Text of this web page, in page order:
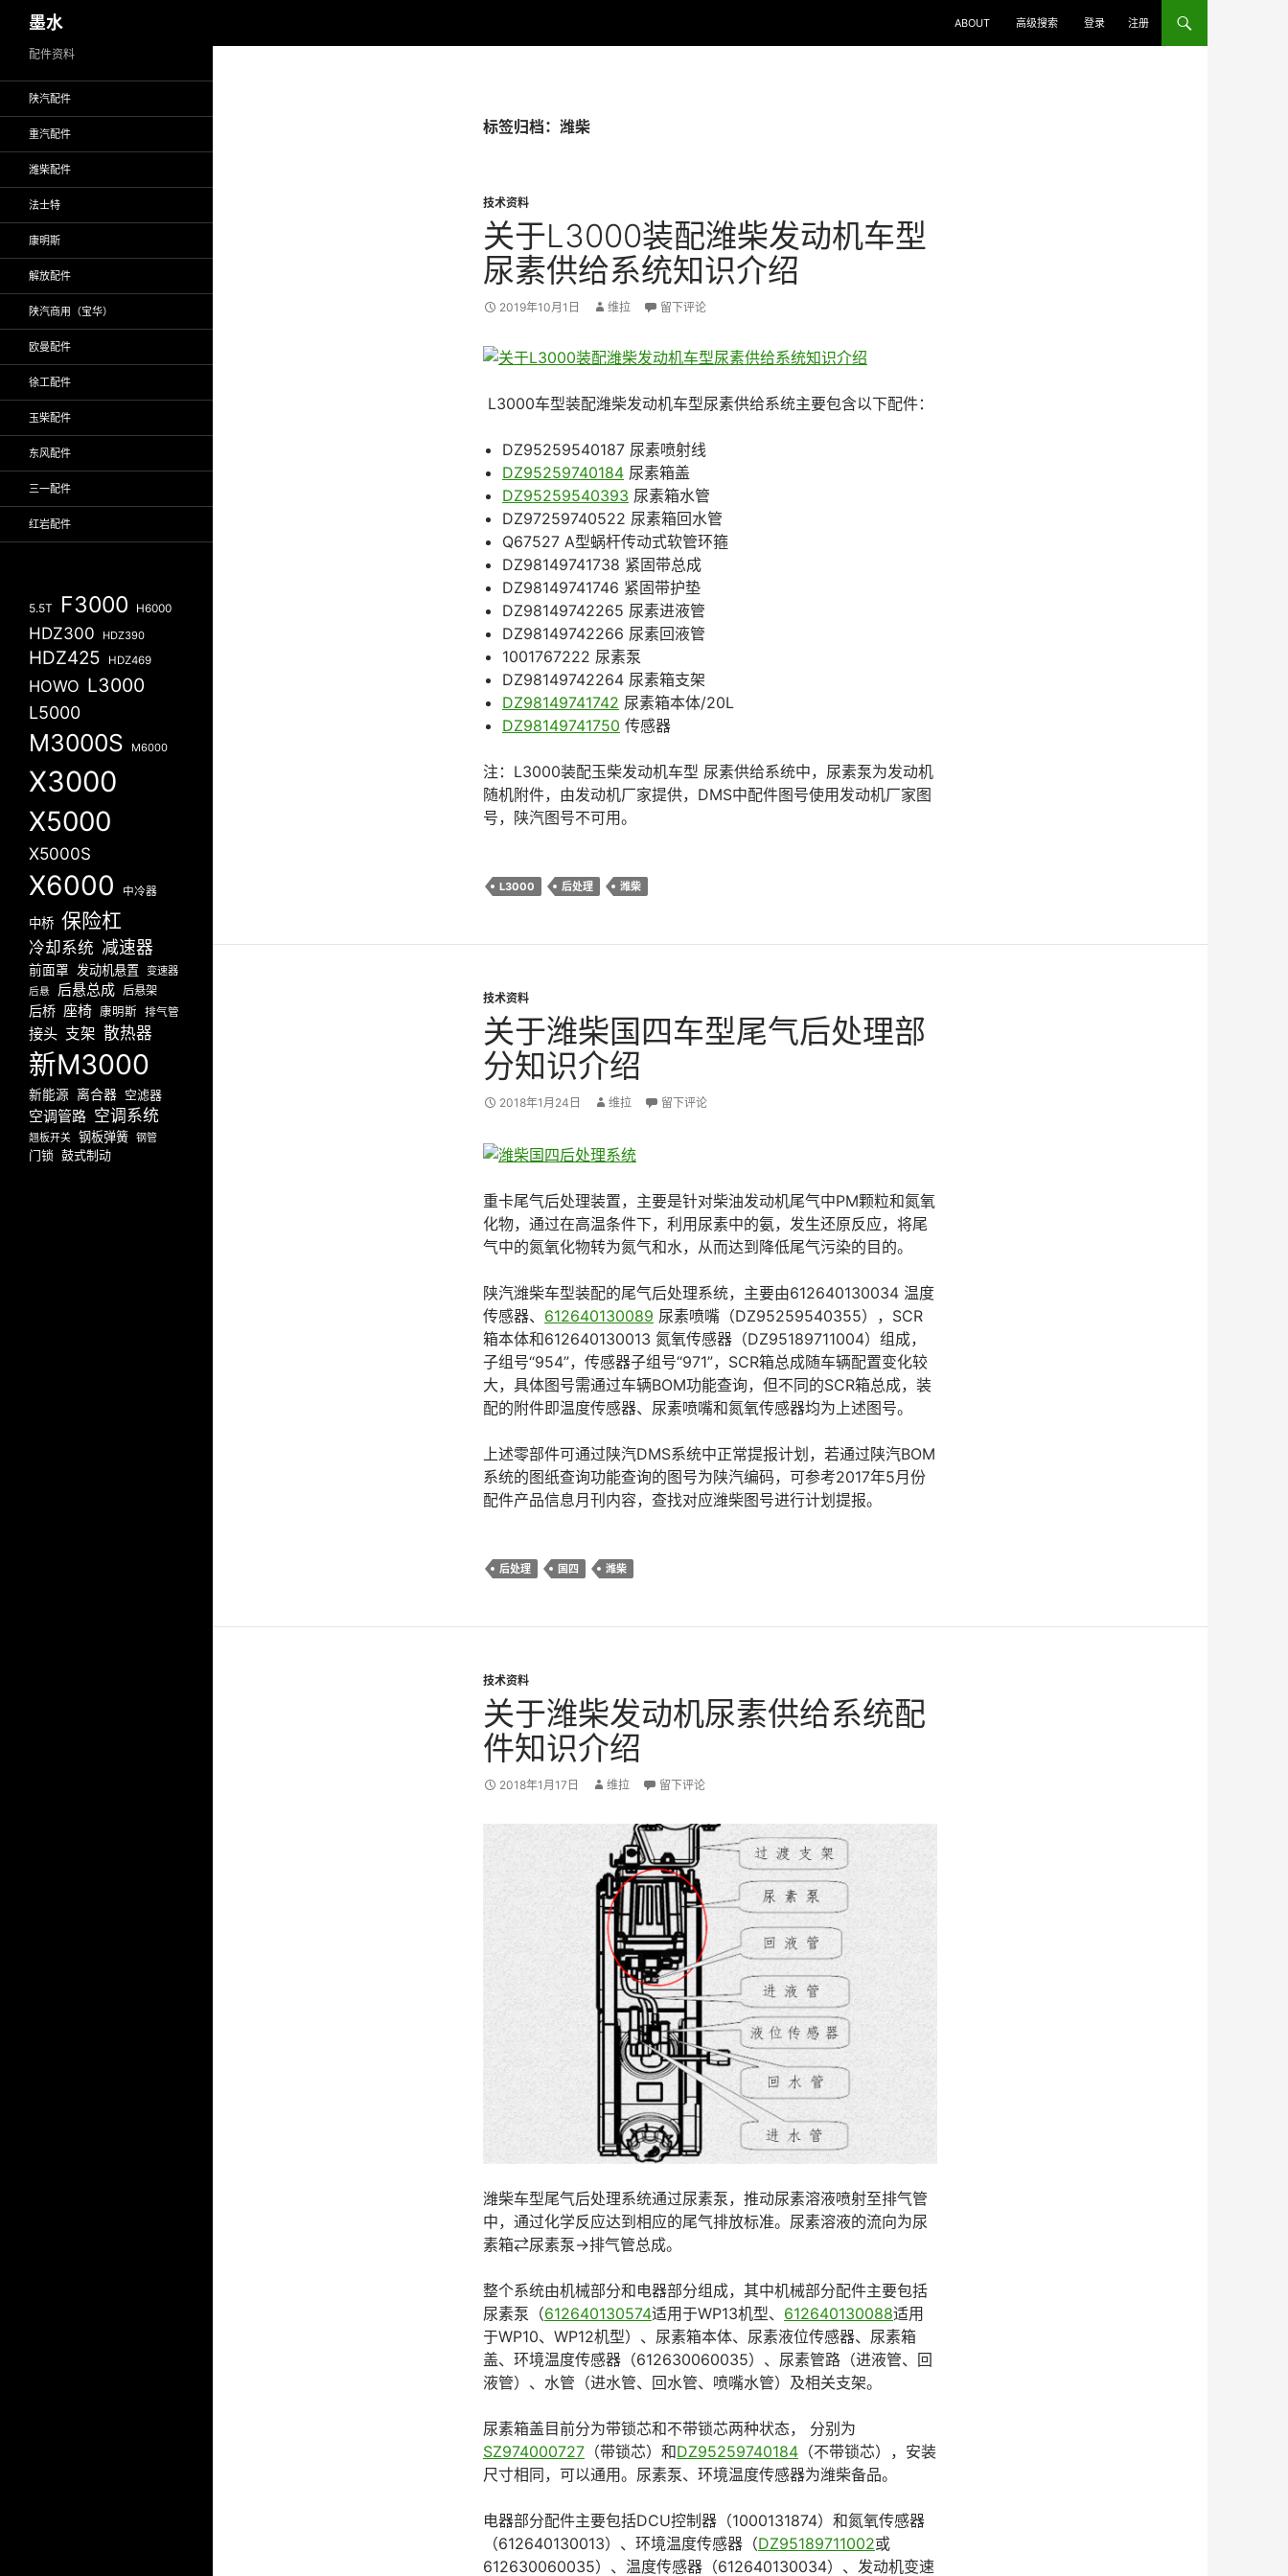
至
墨水 ABOUT 高级搜索 登录 注册
标签归档：潍柴
技术资料
关于L3000装配潍柴发动机车型
尿素供给系统知识介绍
2019年10月1日 维拉 留下评论
L3000车型装配潍柴发动机车型尿素供给系统主要包含以下配件：
DZ95259540187 尿素喷射线
DZ95259740184 尿素箱盖
DZ95259540393 尿素箱水管
DZ97259740522 尿素箱回水管
Q67527 A型蜗杆传动式软管环箍
DZ98149741738 紧固带总成
DZ98149741746 紧固带护垫
DZ98149742265 尿素进液管
DZ98149742266 尿素回液管
1001767222 尿素泵
DZ98149742264 尿素箱支架
DZ98149741742 尿素箱本体/20L
DZ98149741750 传感器
注：L3000装配玉柴发动机车型 尿素供给系统中，尿素泵为发动机
随机附件，由发动机厂家提供，DMS中配件图号使用发动机厂家图
号，陕汽图号不可用。
L3000 后处理 潍柴
技术资料
关于潍柴国四车型尾气后处理部
分知识介绍
2018年1月24日 维拉 留下评论
重卡尾气后处理装置，主要是针对柴油发动机尾气中PM颗粒和氮氧
化物，通过在高温条件下，利用尿素中的氨，发生还原反应，将尾
气中的氮氧化物转为氮气和水，从而达到降低尾气污染的目的。
陕汽潍柴车型装配的尾气后处理系统，主要由612640130034 温度
传感器、 612640130089 尿素喷嘴（DZ95259540355），SCR
箱本体和612640130013 氮氧传感器（DZ95189711004）组成，
子组号“954”，传感器子组号“971”，SCR箱总成随车辆配置变化较
大，具体图号需通过车辆BOM功能查询，但不同的SCR箱总成，装
配的附件即温度传感器、尿素喷嘴和氮氧传感器均为上述图号。
上述零部件可通过陕汽DMS系统中正常提报计划，若通过陕汽BOM
系统的图纸查询功能查询的图号为陕汽编码，可参考2017年5月份
配件产品信息月刊内容，查找对应潍柴图号进行计划提报。
后处理 国四 潍柴
技术资料
关于潍柴发动机尿素供给系统配
件知识介绍
2018年1月17日 维拉 留下评论
潍柴车型尾气后处理系统通过尿素泵，推动尿素溶液喷射至排气管
中，通过化学反应达到相应的尾气排放标准。尿素溶液的流向为尿
素箱⇄尿素泵→排气管总成。
整个系统由机械部分和电器部分组成，其中机械部分配件主要包括
尿素泵（612640130574适用于WP13机型、 612640130088适用
于WP10、WP12机型）、尿素箱本体、尿素液位传感器、尿素箱
盖、环境温度传感器（612630060035）、尿素管路（进液管、回
液管）、水管（进水管、回水管、喷嘴水管）及相关支架。
尿素箱盖目前分为带锁芯和不带锁芯两种状态， 分别为
SZ974000727 （带锁芯）和DZ95259740184 （不带锁芯），安装
尺寸相同，可以通用。尿素泵、环境温度传感器为潍柴备品。
电器部分配件主要包括DCU控制器（1000131874）和氮氧传感器
（612640130013）、环境温度传感器（DZ95189711002或
612630060035）、温度传感器（612640130034）、发动机变速
配件资料
陕汽配件
重汽配件
潍柴配件
法士特
康明斯
解放配件
陕汽商用（宝华）
欧曼配件
徐工配件
玉柴配件
东风配件
三一配件
红岩配件
5.5T F3000 H6000
HDZ300 HDZ390
HDZ425 HDZ469
HOWO L3000
L5000
M3000S M6000
X3000
X5000
X5000S
X6000 中冷器
中桥 保险杠
冷却系统 减速器
前面罩 发动机悬置 变速器
后悬 后悬总成 后悬架
后桥 座椅 康明斯 排气管
接头 支架 散热器
新M3000
新能源 离合器 空滤器
空调管路 空调系统
翘板开关 钢板弹簧 钢管
门锁 鼓式制动